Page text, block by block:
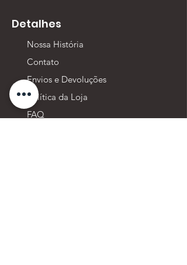
Detalhes
Nossa História
Contato
Envios e Devoluções
Política da Loja
FAQ